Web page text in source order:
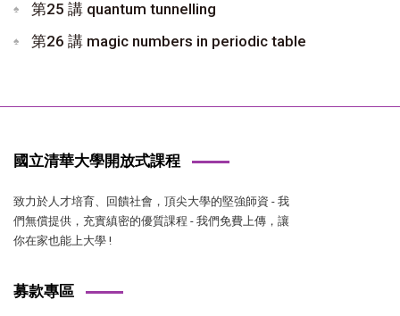
第25 講 quantum tunnelling
第26 講 magic numbers in periodic table
國立清華大學開放式課程
致力於人才培育、回饋社會，頂尖大學的堅強師資 - 我
們無償提供，充實縝密的優質課程 - 我們免費上傳，讓
你在家也能上大學 !
募款專區